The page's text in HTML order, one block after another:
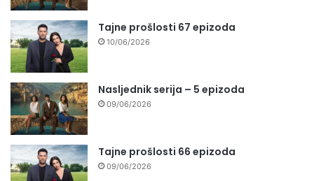
Tajne prošlosti 67 epizoda
10/06/2026
Nasljednik serija – 5 epizoda
09/06/2026
Tajne prošlosti 66 epizoda
09/06/2026